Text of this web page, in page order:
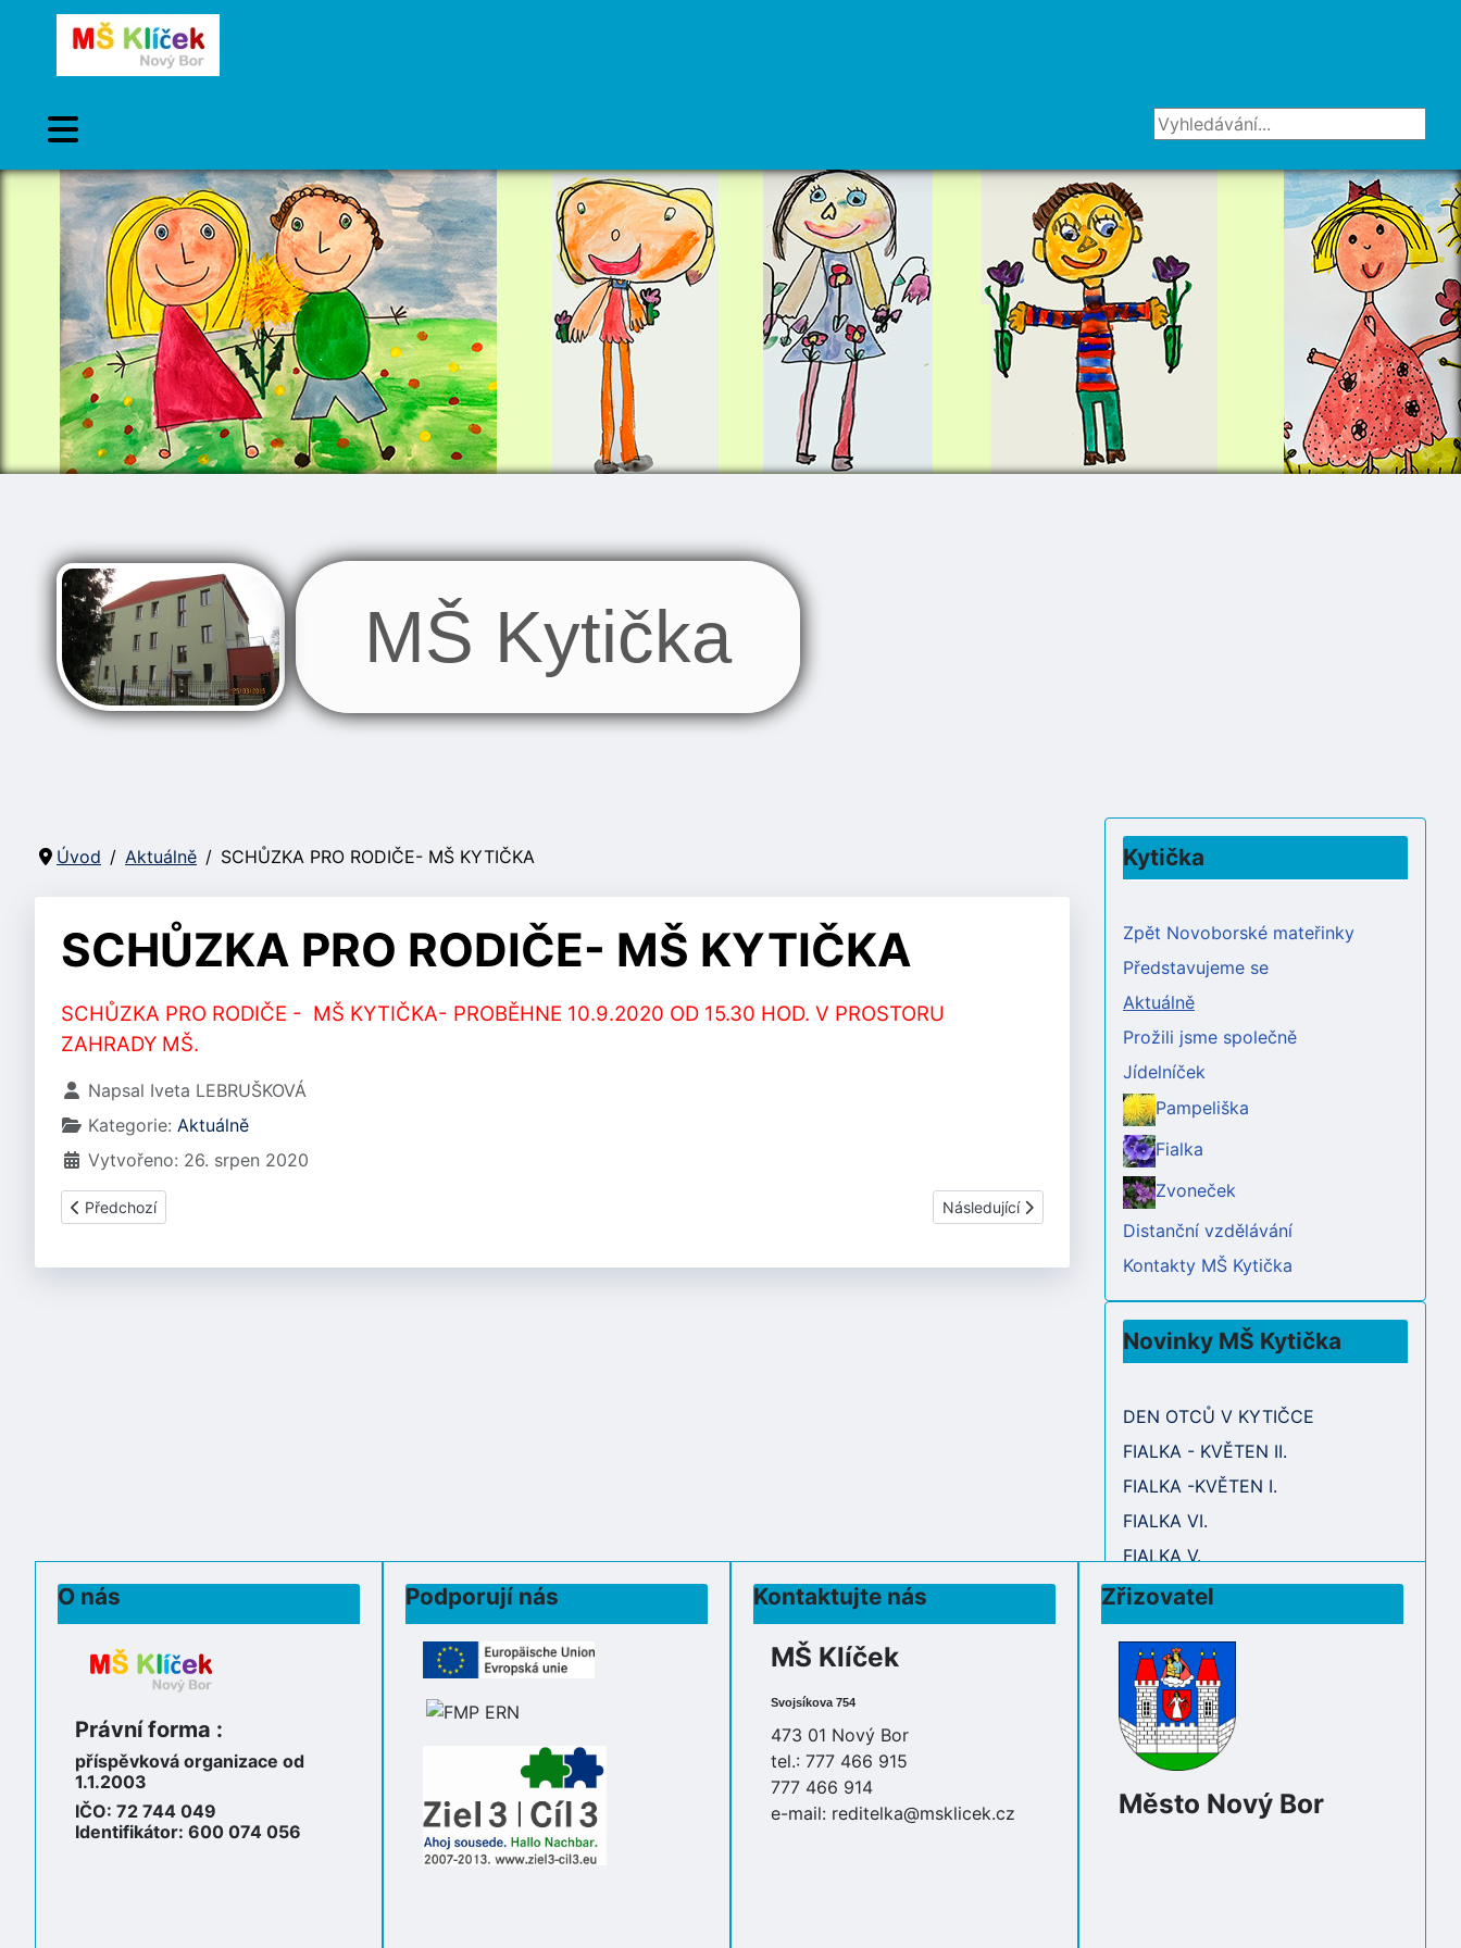
Vyhledávání...
MŠ Kytička
Úvod Aktuálně SCHŮZKA PRO RODIČE- MŠ KYTIČKA
SCHŮZKA PRO RODIČE- MŠ KYTIČKA
SCHŮZKA PRO RODIČE - MŠ KYTIČKA- PROBĚHNE 10.9.2020 OD 15.30 HOD. V PROSTORU
ZAHRADY MŠ.
Základní údaje
Napsal Iveta LEBRUŠKOVÁ
Kategorie: Aktuálně
Vytvořeno: 26. srpen 2020
Předchozí článek: INFORMACE PRO RODIČE
Předchozí Další článek: SCHŮZKA PRO RODIČE- BATOLECÍ TŘÍDA
Následující
Kytička
Zpět Novoborské mateřinky
Představujeme se
Aktuálně
Prožili jsme společně
Jídelníček
Pampeliška
Fialka
Zvoneček
Distanční vzdělávání
Kontakty MŠ Kytička
Novinky MŠ Kytička
DEN OTCŮ V KYTIČCE
FIALKA - KVĚTEN II.
FIALKA -KVĚTEN I.
FIALKA VI.
FIALKA V.
O nás
Právní forma :
příspěvková organizace od
1.1.2003
IČO: 72 744 049
Identifikátor: 600 074 056
Podporují nás Kontaktujte nás
MŠ Klíček
Svojsíkova 754
473 01 Nový Bor
tel.: 777 466 915
777 466 914
e-mail: reditelka@msklicek.cz
Zřizovatel
Město Nový Bor